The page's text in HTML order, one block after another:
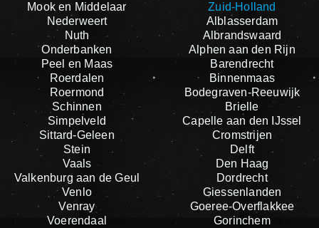
Mook en Middelaar
Nederweert
Nuth
Onderbanken
Peel en Maas
Roerdalen
Roermond
Schinnen
Simpelveld
Sittard-Geleen
Stein
Vaals
Valkenburg aan de Geul
Venlo
Venray
Voerendaal
Zuid-Holland
Alblasserdam
Albrandswaard
Alphen aan den Rijn
Barendrecht
Binnenmaas
Bodegraven-Reeuwijk
Brielle
Capelle aan den IJssel
Cromstrijen
Delft
Den Haag
Dordrecht
Giessenlanden
Goeree-Overflakkee
Gorinchem